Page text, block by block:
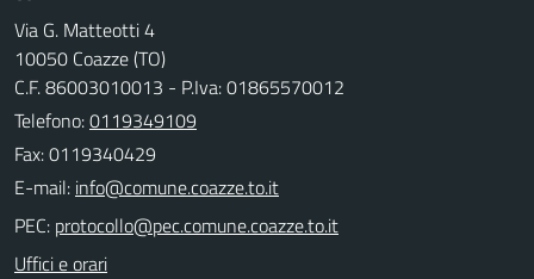
Via G. Matteotti 4
10050 Coazze (TO)
C.F. 86003010013 - P.Iva: 01865570012
Telefono:0119349109
Fax: 0119340429
E-mail:
PEC:
Uffici e orari